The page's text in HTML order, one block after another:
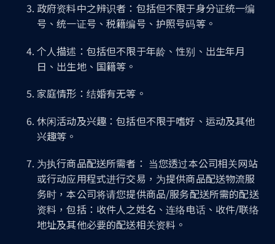
政府资料中之辨识者：包括但不限于身分证统一编
号、统一证号、税籍编号、护照号码等。
个人描述：包括但不限于年龄、性别、出生年月
日、出生地、国籍等。
家庭情形：结婚有无等。
休闲活动及兴趣：包括但不限于嗜好、运动及其他
兴趣等。
为执行商品配送所需者： 当您透过本公司相关网站
或行动应用程式进行交易，为提供商品配送物流服
务时，本公司将请您提供商品/服务配送所需的配送
资料，包括：收件人之姓名、连络电话、收件/联络
地址及其他必要的配送相关资料。